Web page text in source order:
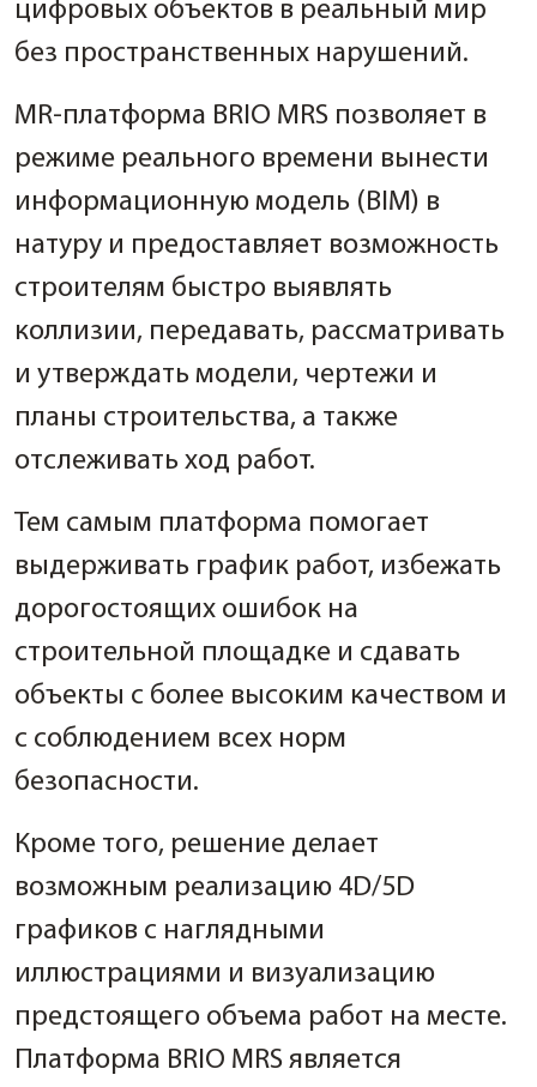
цифровых объектов в реальный мир
без пространственных нарушений.
MR-платформа BRIO MRS позволяет в
режиме реального времени вынести
информационную модель (BIM) в
натуру и предоставляет возможность
строителям быстро выявлять
коллизии, передавать, рассматривать
и утверждать модели, чертежи и
планы строительства, а также
отслеживать ход работ.
Тем самым платформа помогает
выдерживать график работ, избежать
дорогостоящих ошибок на
строительной площадке и сдавать
объекты с более высоким качеством и
с соблюдением всех норм
безопасности.
Кроме того, решение делает
возможным реализацию 4D/5D
графиков с наглядными
иллюстрациями и визуализацию
предстоящего объема работ на месте.
Платформа BRIO MRS является